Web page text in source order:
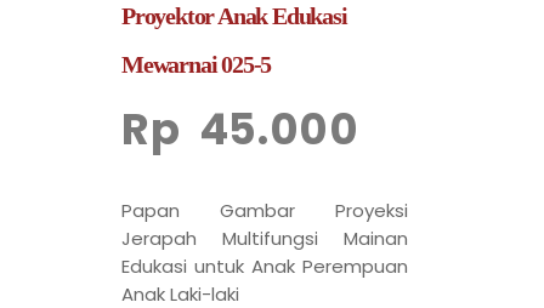
Proyektor Anak Edukasi
Mewarnai 025-5
Rp 45.000
Papan Gambar Proyeksi
Jerapah Multifungsi Mainan
Edukasi untuk Anak Perempuan
Anak Laki-laki